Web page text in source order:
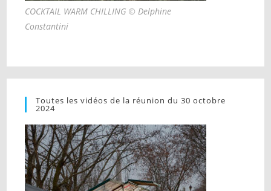
COCKTAIL WARM CHILLING © Delphine
Constantini
Toutes les vidéos de la réunion du 30 octobre
2024